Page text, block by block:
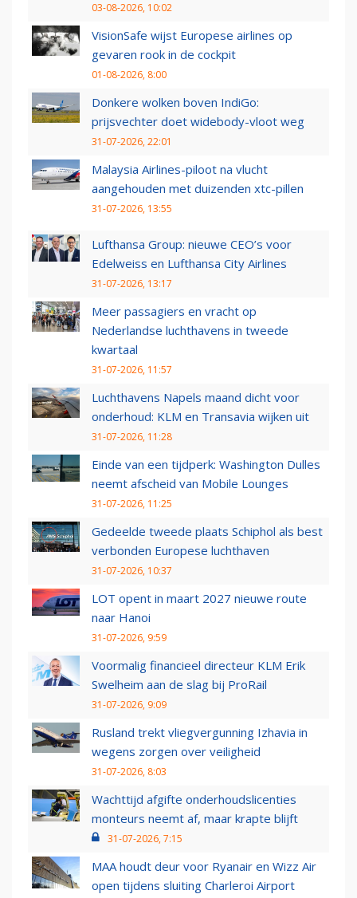
03-08-2026, 10:02
VisionSafe wijst Europese airlines op
gevaren rook in de cockpit
01-08-2026, 8:00
Donkere wolken boven IndiGo:
prijsvechter doet widebody-vloot weg
31-07-2026, 22:01
Malaysia Airlines-piloot na vlucht
aangehouden met duizenden xtc-pillen
31-07-2026, 13:55
Lufthansa Group: nieuwe CEO’s voor
Edelweiss en Lufthansa City Airlines
31-07-2026, 13:17
Meer passagiers en vracht op
Nederlandse luchthavens in tweede
kwartaal
31-07-2026, 11:57
Luchthavens Napels maand dicht voor
onderhoud: KLM en Transavia wijken uit
31-07-2026, 11:28
Einde van een tijdperk: Washington Dulles
neemt afscheid van Mobile Lounges
31-07-2026, 11:25
Gedeelde tweede plaats Schiphol als best
verbonden Europese luchthaven
31-07-2026, 10:37
LOT opent in maart 2027 nieuwe route
naar Hanoi
31-07-2026, 9:59
Voormalig financieel directeur KLM Erik
Swelheim aan de slag bij ProRail
31-07-2026, 9:09
Rusland trekt vliegvergunning Izhavia in
wegens zorgen over veiligheid
31-07-2026, 8:03
Wachttijd afgifte onderhoudslicenties
monteurs neemt af, maar krapte blijft
31-07-2026, 7:15
MAA houdt deur voor Ryanair en Wizz Air
open tijdens sluiting Charleroi Airport